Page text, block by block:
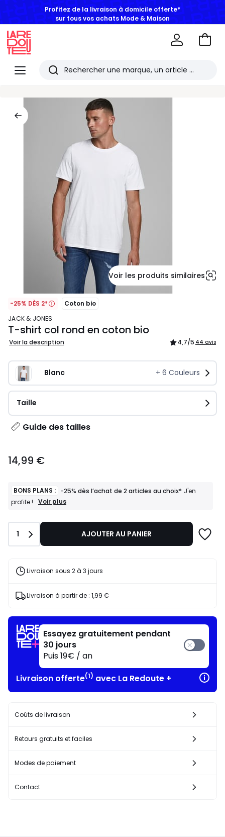
Profitez de la livraison à domicile offerte*
sur tous vos achats Mode & Maison
Menu
Redoute
Rechercher
consultés
Aller
Voir les produits similaires
-25% DÈS 2*
Coton bio
JACK & JONES
T-shirt col rond en coton bio
Voir la description 4,7/5 44 avis
Blanc + 6 Couleurs
Taille
Guide des tailles
€.
14,99 €
BONS PLANS : -25% dès l’achat de 2 articles au choix* J'en
profite !
BONS
-25%
l’achat
articles
J'en
Voir plus
Quantité
1 AJOUTER AU PANIER
Livraison sous 2 à 3 jours
Livraison à partir de : 1,99 €
Essayez gratuitement pendant
30 jours
Puis 19€ / an
Livraison offerte(1) avec La Redoute +
Coûts de livraison
Retours gratuits et faciles
Modes de paiement
Contact